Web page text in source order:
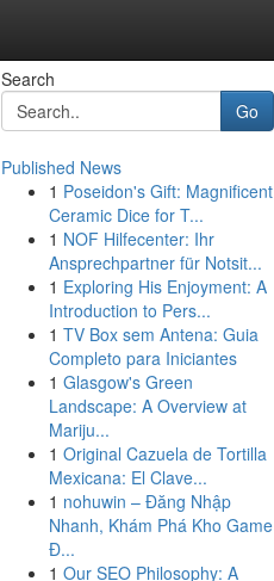
Search
Go
Published News
1 Poseidon's Gift: Magnificent
Ceramic Dice for T...
1 NOF Hilfecenter: Ihr
Ansprechpartner für Notsit...
1 Exploring His Enjoyment: A
Introduction to Pers...
1 TV Box sem Antena: Guia
Completo para Iniciantes
1 Glasgow's Green
Landscape: A Overview at
Mariju...
1 Original Cazuela de Tortilla
Mexicana: El Clave...
1 nohuwin – Đăng Nhập
Nhanh, Khám Phá Kho Game
Đ...
1 Our SEO Philosophy: A